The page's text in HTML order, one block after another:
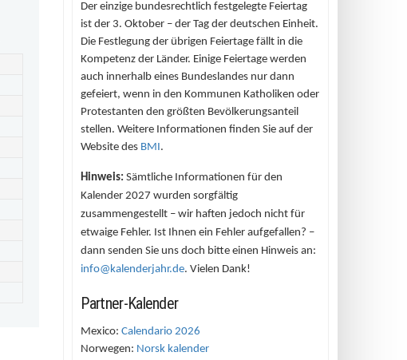
Der einzige bundesrechtlich festgelegte Feiertag
ist der 3. Oktober – der Tag der deutschen Einheit.
Die Festlegung der übrigen Feiertage fällt in die
Kompetenz der Länder. Einige Feiertage werden
auch innerhalb eines Bundeslandes nur dann
gefeiert, wenn in den Kommunen Katholiken oder
Protestanten den größten Bevölkerungsanteil
stellen. Weitere Informationen finden Sie auf der
Website des BMI.
Hinweis: Sämtliche Informationen für den
Kalender 2027 wurden sorgfältig
zusammengestellt – wir haften jedoch nicht für
etwaige Fehler. Ist Ihnen ein Fehler aufgefallen? –
dann senden Sie uns doch bitte einen Hinweis an:
info@kalenderjahr.de. Vielen Dank!
Partner-Kalender
Mexico: Calendario 2026
Norwegen: Norsk kalender